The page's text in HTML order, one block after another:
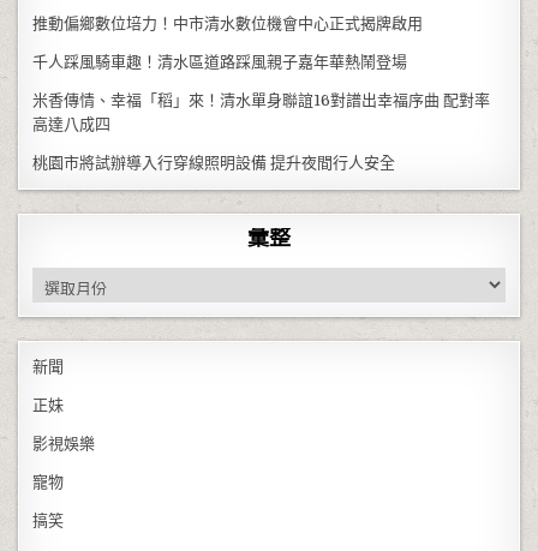
推動偏鄉數位培力！中市清水數位機會中心正式揭牌啟用
千人踩風騎車趣！清水區道路踩風親子嘉年華熱鬧登場
米香傳情、幸福「稻」來！清水單身聯誼16對譜出幸福序曲 配對率
高達八成四
桃園市將試辦導入行穿線照明設備 提升夜間行人安全
彙整
彙整
新聞
正妹
影視娛樂
寵物
搞笑